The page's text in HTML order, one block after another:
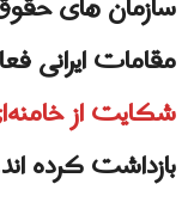
مقامات ایرانی
شکایت از
بازداشت کرده